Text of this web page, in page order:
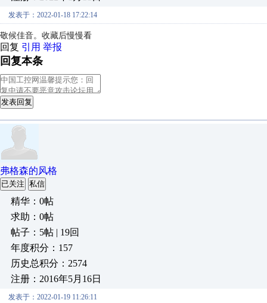
发表于：2022-01-18 17:22:14
敬候佳音。收藏后慢慢看
回复 引用 举报
回复本条
发表回复
弗格森的风格
已关注 私信
精华：0帖
求助：0帖
帖子：5帖 | 19回
年度积分：157
历史总积分：2574
注册：2016年5月16日
发表于：2022-01-19 11:26:11